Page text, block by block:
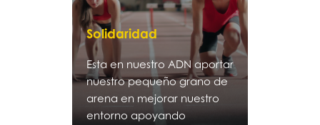
Solidaridad
Esta en nuestro ADN aportar
nuestro pequeño grano de
arena en mejorar nuestro
entorno apoyando